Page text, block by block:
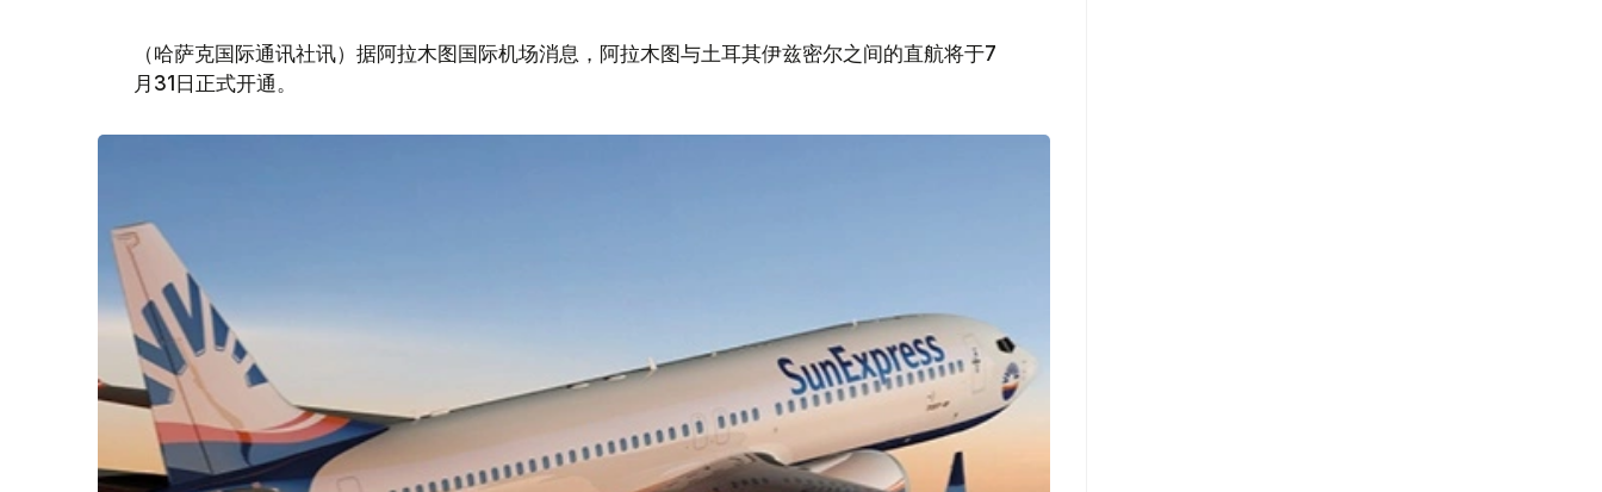
（哈萨克国际通讯社讯）据阿拉木图国际机场消息，阿拉木图与土耳其伊兹密尔之间的直航将于7
月31日正式开通。